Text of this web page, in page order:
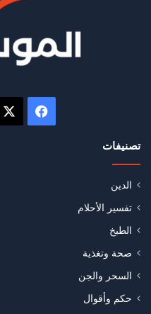
فيسبوك
تصنيفات
الدين
تفسير الأحلام
الطبخ
صحة وتغذية
السحر والجن
حكم وأقوال